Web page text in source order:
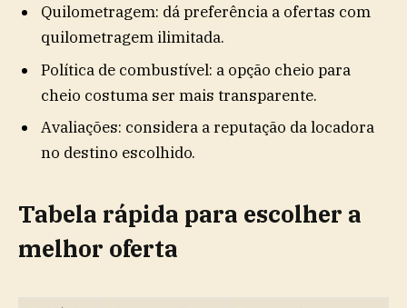
Quilometragem: dá preferência a ofertas com
quilometragem ilimitada.
Política de combustível: a opção cheio para
cheio costuma ser mais transparente.
Avaliações: considera a reputação da locadora
no destino escolhido.
Tabela rápida para escolher a
melhor oferta